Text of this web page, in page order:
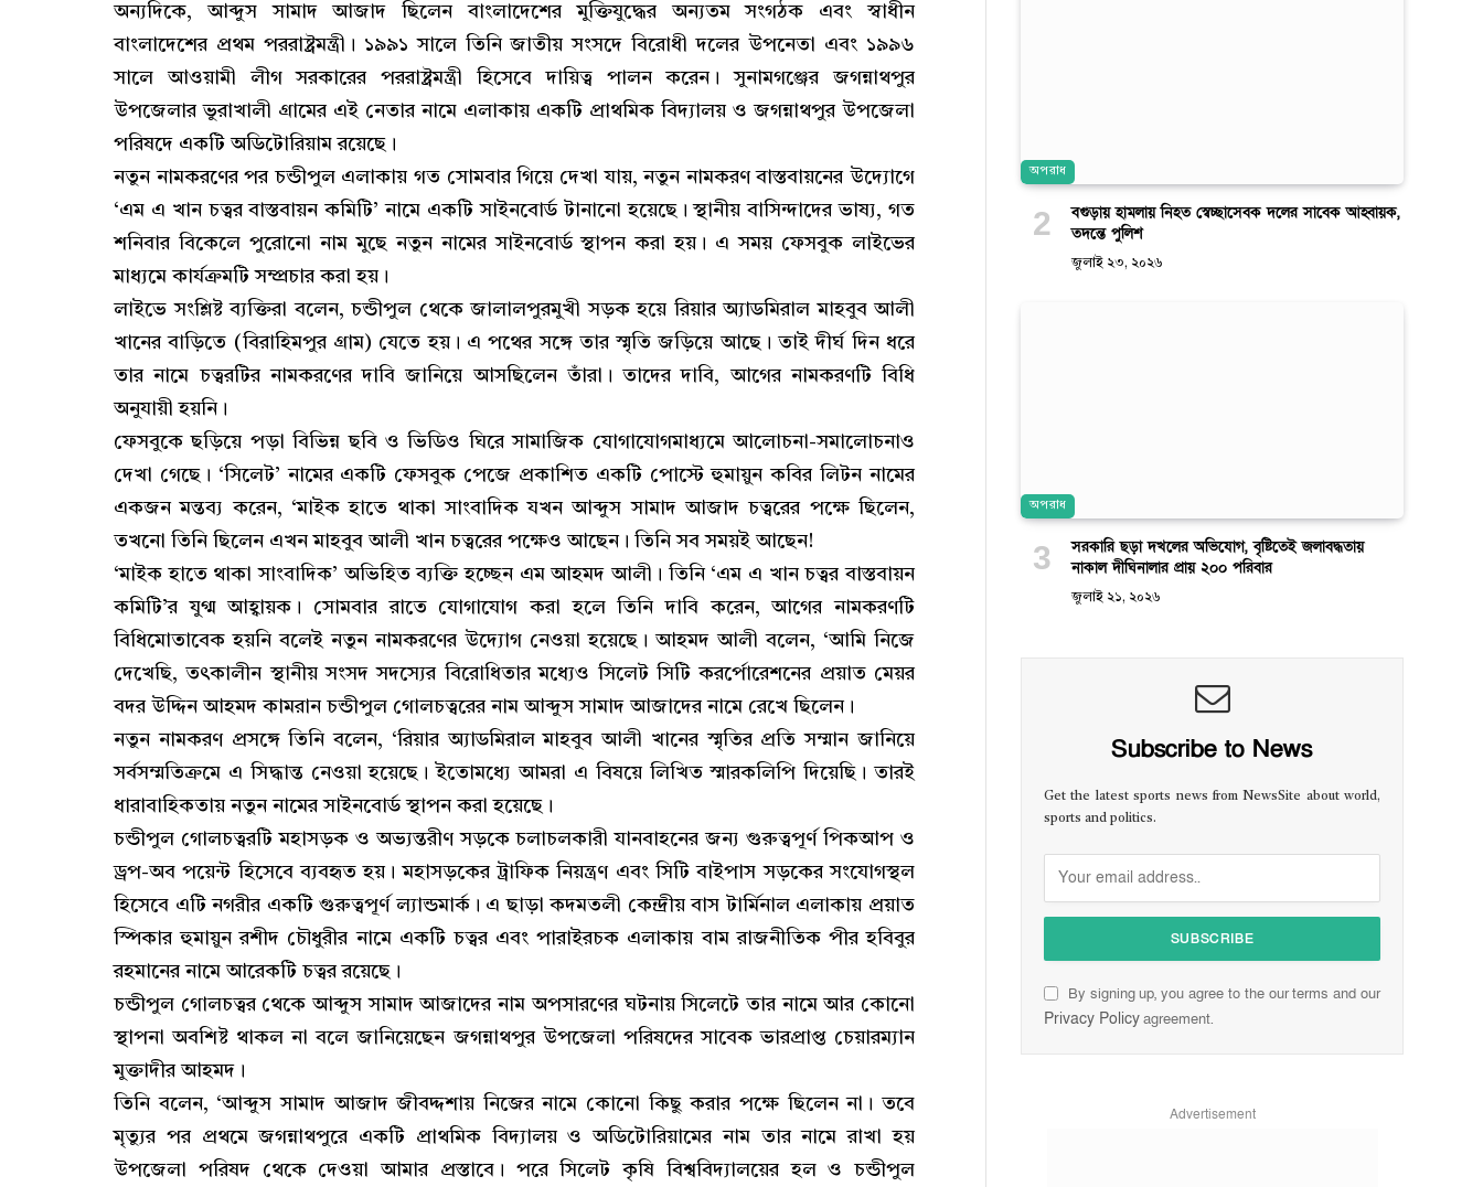
অন্যদিকে, আব্দুস সামাদ আজাদ ছিলেন বাংলাদেশের মুক্তিযুদ্ধের অন্যতম সংগঠক এবং স্বাধীন
বাংলাদেশের প্রথম পররাষ্ট্রমন্ত্রী। ১৯৯১ সালে তিনি জাতীয় সংসদে বিরোধী দলের উপনেতা এবং ১৯৯৬
সালে আওয়ামী লীগ সরকারের পররাষ্ট্রমন্ত্রী হিসেবে দায়িত্ব পালন করেন। সুনামগঞ্জের জগন্নাথপুর
উপজেলার ভুরাখালী গ্রামের এই নেতার নামে এলাকায় একটি প্রাথমিক বিদ্যালয় ও জগন্নাথপুর উপজেলা
পরিষদে একটি অডিটোরিয়াম রয়েছে।
নতুন নামকরণের পর চন্ডীপুল এলাকায় গত সোমবার গিয়ে দেখা যায়, নতুন নামকরণ বাস্তবায়নের উদ্যোগে
‘এম এ খান চত্বর বাস্তবায়ন কমিটি’ নামে একটি সাইনবোর্ড টানানো হয়েছে। স্থানীয় বাসিন্দাদের ভাষ্য, গত
শনিবার বিকেলে পুরোনো নাম মুছে নতুন নামের সাইনবোর্ড স্থাপন করা হয়। এ সময় ফেসবুক লাইভের
মাধ্যমে কার্যক্রমটি সম্প্রচার করা হয়।
লাইভে সংশ্লিষ্ট ব্যক্তিরা বলেন, চন্ডীপুল থেকে জালালপুরমুখী সড়ক হয়ে রিয়ার অ্যাডমিরাল মাহবুব আলী
খানের বাড়িতে (বিরাহিমপুর গ্রাম) যেতে হয়। এ পথের সঙ্গে তার স্মৃতি জড়িয়ে আছে। তাই দীর্ঘ দিন ধরে
তার নামে চত্বরটির নামকরণের দাবি জানিয়ে আসছিলেন তাঁরা। তাদের দাবি, আগের নামকরণটি বিধি
অনুযায়ী হয়নি।
ফেসবুকে ছড়িয়ে পড়া বিভিন্ন ছবি ও ভিডিও ঘিরে সামাজিক যোগাযোগমাধ্যমে আলোচনা-সমালোচনাও
দেখা গেছে। ‘সিলেট’ নামের একটি ফেসবুক পেজে প্রকাশিত একটি পোস্টে হুমায়ুন কবির লিটন নামের
একজন মন্তব্য করেন, ‘মাইক হাতে থাকা সাংবাদিক যখন আব্দুস সামাদ আজাদ চত্বরের পক্ষে ছিলেন,
তখনো তিনি ছিলেন এখন মাহবুব আলী খান চত্বরের পক্ষেও আছেন। তিনি সব সময়ই আছেন!
‘মাইক হাতে থাকা সাংবাদিক’ অভিহিত ব্যক্তি হচ্ছেন এম আহমদ আলী। তিনি ‘এম এ খান চত্বর বাস্তবায়ন
কমিটি’র যুগ্ম আহ্বায়ক। সোমবার রাতে যোগাযোগ করা হলে তিনি দাবি করেন, আগের নামকরণটি
বিধিমোতাবেক হয়নি বলেই নতুন নামকরণের উদ্যোগ নেওয়া হয়েছে। আহমদ আলী বলেন, ‘আমি নিজে
দেখেছি, তৎকালীন স্থানীয় সংসদ সদস্যের বিরোধিতার মধ্যেও সিলেট সিটি করর্পোরেশনের প্রয়াত মেয়র
বদর উদ্দিন আহমদ কামরান চন্ডীপুল গোলচত্বরের নাম আব্দুস সামাদ আজাদের নামে রেখে ছিলেন।
নতুন নামকরণ প্রসঙ্গে তিনি বলেন, ‘রিয়ার অ্যাডমিরাল মাহবুব আলী খানের স্মৃতির প্রতি সম্মান জানিয়ে
সর্বসম্মতিক্রমে এ সিদ্ধান্ত নেওয়া হয়েছে। ইতোমধ্যে আমরা এ বিষয়ে লিখিত স্মারকলিপি দিয়েছি। তারই
ধারাবাহিকতায় নতুন নামের সাইনবোর্ড স্থাপন করা হয়েছে।
চন্ডীপুল গোলচত্বরটি মহাসড়ক ও অভ্যন্তরীণ সড়কে চলাচলকারী যানবাহনের জন্য গুরুত্বপূর্ণ পিকআপ ও
ড্রপ-অব পয়েন্ট হিসেবে ব্যবহৃত হয়। মহাসড়কের ট্রাফিক নিয়ন্ত্রণ এবং সিটি বাইপাস সড়কের সংযোগস্থল
হিসেবে এটি নগরীর একটি গুরুত্বপূর্ণ ল্যান্ডমার্ক। এ ছাড়া কদমতলী কেন্দ্রীয় বাস টার্মিনাল এলাকায় প্রয়াত
স্পিকার হুমায়ুন রশীদ চৌধুরীর নামে একটি চত্বর এবং পারাইরচক এলাকায় বাম রাজনীতিক পীর হবিবুর
রহমানের নামে আরেকটি চত্বর রয়েছে।
চন্ডীপুল গোলচত্বর থেকে আব্দুস সামাদ আজাদের নাম অপসারণের ঘটনায় সিলেটে তার নামে আর কোনো
স্থাপনা অবশিষ্ট থাকল না বলে জানিয়েছেন জগন্নাথপুর উপজেলা পরিষদের সাবেক ভারপ্রাপ্ত চেয়ারম্যান
মুক্তাদীর আহমদ।
তিনি বলেন, ‘আব্দুস সামাদ আজাদ জীবদ্দশায় নিজের নামে কোনো কিছু করার পক্ষে ছিলেন না। তবে
মৃত্যুর পর প্রথমে জগন্নাথপুরে একটি প্রাথমিক বিদ্যালয় ও অডিটোরিয়ামের নাম তার নামে রাখা হয়
উপজেলা পরিষদ থেকে দেওয়া আমার প্রস্তাবে। পরে সিলেট কৃষি বিশ্ববিদ্যালয়ের হল ও চন্ডীপুল
অপরাধ
বগুড়ায় হামলায় নিহত স্বেচ্ছাসেবক দলের সাবেক আহ্বায়ক,
তদন্তে পুলিশ
জুলাই ২৩, ২০২৬
অপরাধ
সরকারি ছড়া দখলের অভিযোগ, বৃষ্টিতেই জলাবদ্ধতায়
নাকাল দীঘিনালার প্রায় ২০০ পরিবার
জুলাই ২১, ২০২৬
Subscribe to News
Get the latest sports news from NewsSite about world,
sports and politics.
By signing up, you agree to the our terms and our
Privacy Policyagreement.
Advertisement